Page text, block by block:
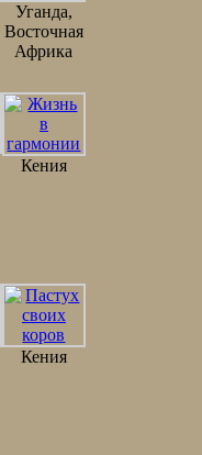
Уганда,
Восточная
Африка
Кения
Кения